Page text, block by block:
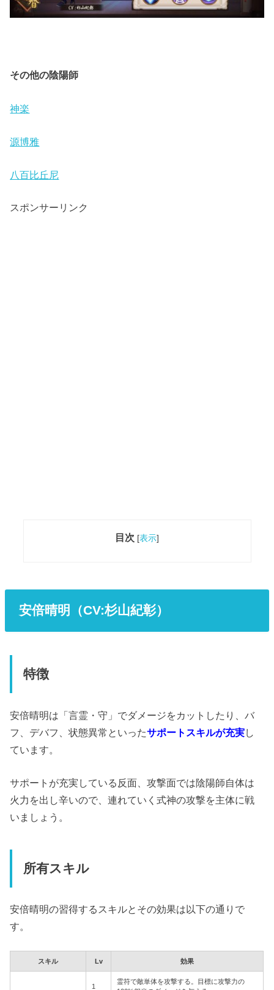
その他の陰陽師
神楽
源博雅
八百比丘尼
スポンサーリンク
目次 [表示]
安倍晴明（CV:杉山紀彰）
特徴
安倍晴明は「言霊・守」でダメージをカットしたり、バ
フ、デバフ、状態異常といったサポートスキルが充実し
ています。
サポートが充実している反面、攻撃面では陰陽師自体は
火力を出し辛いので、連れていく式神の攻撃を主体に戦
いましょう。
所有スキル
安倍晴明の習得するスキルとその効果は以下の通りで
す。
スキル Lv 効果
1
霊符で敵単体を攻撃する。目標に攻撃力の